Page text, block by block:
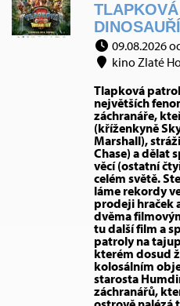
09.08.2026
kino Zlaté
Tlapková
největších
záchranáře,
(kříženkyně
Marshall),
Chase) a dělat
věcí (ostatní
celém světě.
láme rekordy
prodeji hraček
dvěma
tu další film a
patroly na
kterém dosud
kolosálním
starosta
záchranářů,